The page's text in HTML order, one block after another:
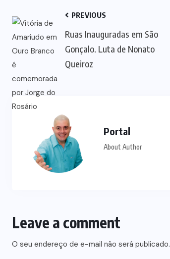
PREVIOUS
Ruas Inauguradas em São
Gonçalo. Luta de Nonato
Queiroz
Portal
About Author
Leave a comment
O seu endereço de e-mail não será publicado.